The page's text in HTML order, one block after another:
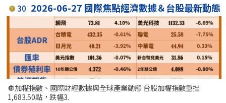
30 2026-06-27 國際焦點經濟數據＆台股最新動態
🔘加權指數、國際財經數據與全球產業動態 台股加權指數重挫
1,683.50點，跌幅3.